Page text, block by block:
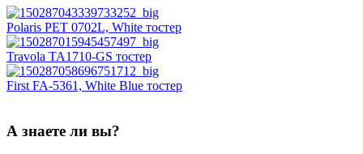
Polaris PET 0702L, White тостер
Travola TA1710-GS тостер
First FA-5361, White Blue тостер
А знаете ли вы?